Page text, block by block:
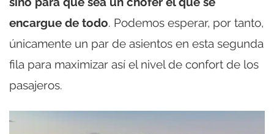
encargue de todo. Podemos esperar, por tanto,
únicamente un par de asientos en esta segunda
fila para maximizar así el nivel de confort de los
pasajeros.